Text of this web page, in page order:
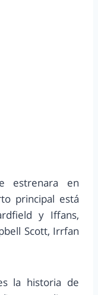
estrenara en
principal está
y Iffans,
Scott, Irrfan
la historia de